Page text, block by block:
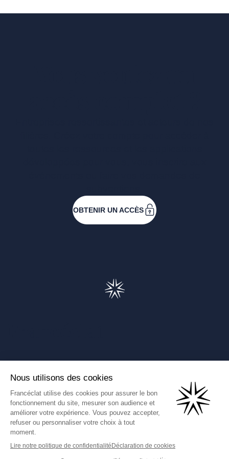
OBTENIR UN ACCÈS
Présentation de Francéclat
Comprendre la taxe HBJOAT
Journalistes
Francéclat International (Ce lien s'ouvre dans un